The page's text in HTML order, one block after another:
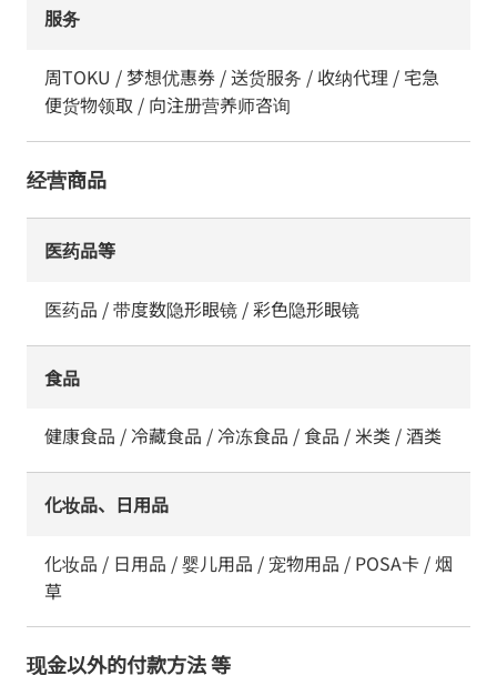
服务
周TOKU / 梦想优惠券 / 送货服务 / 收纳代理 / 宅急
便货物领取 / 向注册营养师咨询
经营商品
医药品等
医药品 / 带度数隐形眼镜 / 彩色隐形眼镜
食品
健康食品 / 冷藏食品 / 冷冻食品 / 食品 / 米类 / 酒类
化妆品、日用品
化妆品 / 日用品 / 婴儿用品 / 宠物用品 / POSA卡 / 烟
草
现金以外的付款方法 等